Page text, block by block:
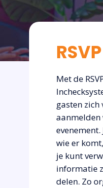
RSVP
Met de
gasten zich
evenement.
wie er
je kunt
informatie
delen. Zo